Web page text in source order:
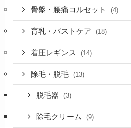
骨盤・腰痛コルセット (4)
育乳・バストケア (18)
着圧レギンス (14)
除毛・脱毛 (13)
脱毛器 (3)
除毛クリーム (9)